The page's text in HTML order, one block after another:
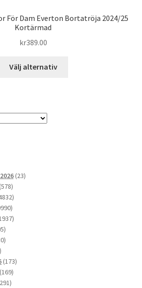
För Dam Everton Bortatröja 2024/25
Kortärmad
kr389.00
Välj alternativ
2323
578578
produkter
4832
produkter
9990
produkter
1937
2805
produkter
80
173173
169169
291291